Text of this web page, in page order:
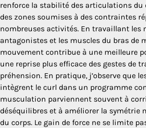
renforce la stabilité des articulations du
des zones soumises à des contraintes
nombreuses activités. En travaillant les
antagonistes et les muscles du bras de
mouvement contribue à une meilleure
une reprise plus efficace des gestes de
préhension. En pratique, j’observe que
intègrent le curl dans un programme
musculation parviennent souvent à
déséquilibres et à améliorer la symétrie
du corps. Le gain de force ne se limite